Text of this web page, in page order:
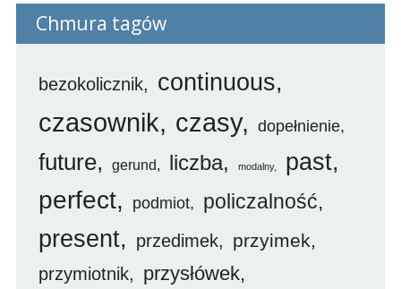
Chmura tagów
bezokolicznik continuous
czasownik czasy dopełnienie
future gerund liczba modalny past
perfect podmiot policzalność
present przedimek przyimek
przymiotnik przysłówek